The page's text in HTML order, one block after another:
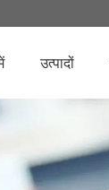
उत्पादों